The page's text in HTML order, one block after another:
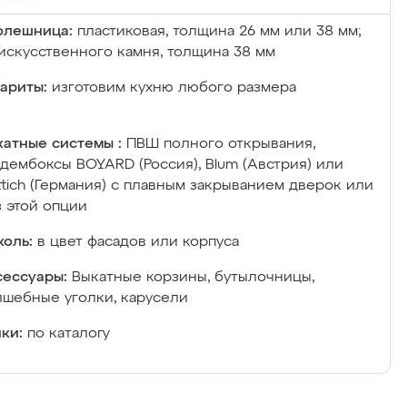
пластиковая, толщина 26 мм или 38 мм;
камня, толщина 38 мм
изготовим кухню любого размера
системы :
ПВШ полного открывания,
BOYARD (Россия), Blum (Австрия) или
(Германия) с плавным закрыванием дверок или
этой опции
в цвет фасадов или корпуса
Выкатные корзины, бутылочницы,
уголки, карусели
по каталогу